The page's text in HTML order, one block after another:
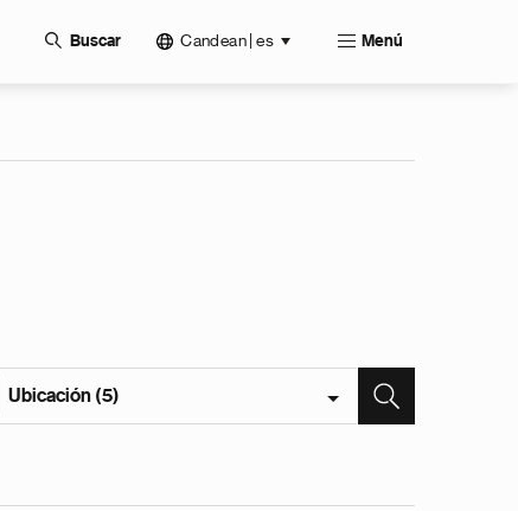
Buscar Candean | es Menú
Ubicación (5)